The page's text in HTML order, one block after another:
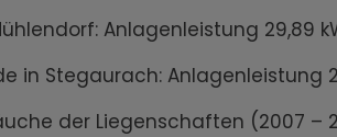
Anlagenleistung 29,89
Stegaurach: Anlagenleistung
der Liegenschaften (2007 –